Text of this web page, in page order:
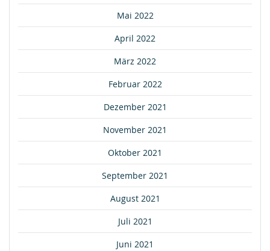
Mai 2022
April 2022
März 2022
Februar 2022
Dezember 2021
November 2021
Oktober 2021
September 2021
August 2021
Juli 2021
Juni 2021